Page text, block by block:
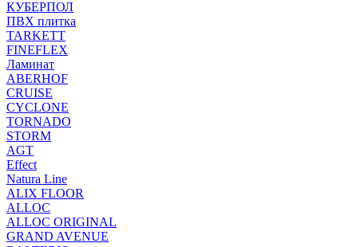
КУБЕРПОЛ
ПВХ плитка
TARKETT
FINEFLEX
Ламинат
ABERHOF
CRUISE
CYCLONE
TORNADO
STORM
AGT
Effect
Natura Line
ALIX FLOOR
ALLOC
ALLOC ORIGINAL
GRAND AVENUE